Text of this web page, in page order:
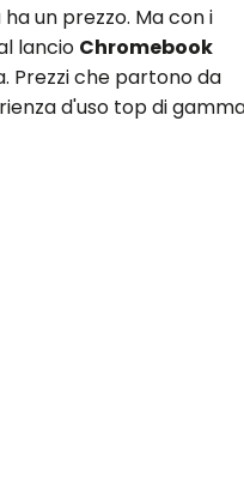
un prezzo. Ma con i
lancio Chromebook
Prezzi che partono da
d'uso top di